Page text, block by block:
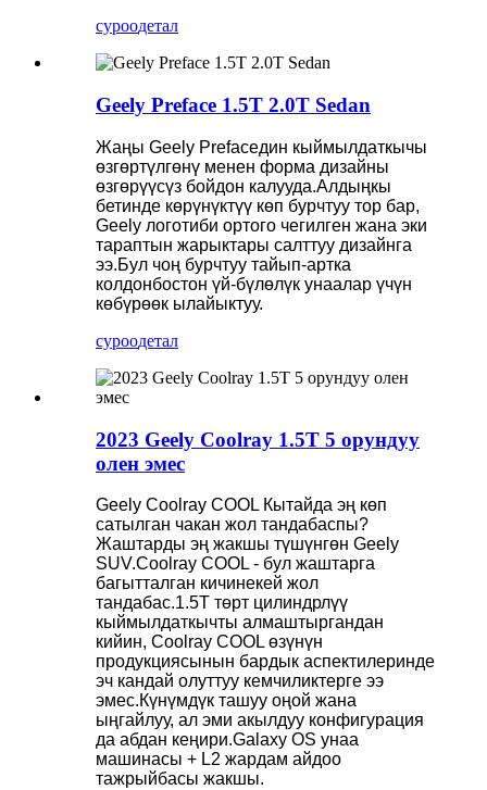
суроодетал
Geely Preface 1.5T 2.0T Sedan
Жаңы Geely Prefaceдин кыймылдаткычы
өзгөртүлгөнү менен форма дизайны
өзгөрүүсүз бойдон калууда.Алдыңкы
бетинде көрүнүктүү көп бурчтуу тор бар,
Geely логотиби ортого чегилген жана эки
тараптын жарыктары салттуу дизайнга
ээ.Бул чоң бурчтуу тайып-артка
колдонбостон үй-бүлөлүк унаалар үчүн
көбүрөөк ылайыктуу.
суроодетал
2023 Geely Coolray 1.5T 5 орундуу
олен эмес
Geely Coolray COOL Кытайда эң көп
сатылган чакан жол тандабаспы?
Жаштарды эң жакшы түшүнгөн Geely
SUV.Coolray COOL - бул жаштарга
багытталган кичинекей жол
тандабас.1.5T төрт цилиндрлүү
кыймылдаткычты алмаштыргандан
кийин, Coolray COOL өзүнүн
продукциясынын бардык аспектилеринде
эч кандай олуттуу кемчиликтерге ээ
эмес.Күнүмдүк ташуу оңой жана
ыңгайлуу, ал эми акылдуу конфигурация
да абдан кеңири.Galaxy OS унаа
машинасы + L2 жардам айдоо
тажрыйбасы жакшы.